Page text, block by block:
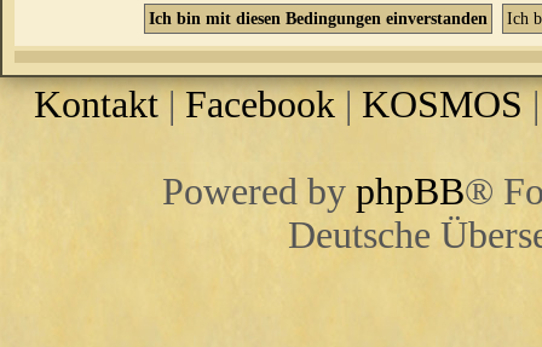
Kontakt |Facebook | KOSMOS
Powered by phpBB®
Deutsche